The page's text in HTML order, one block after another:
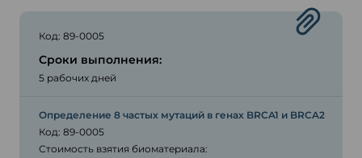
Код: 89-0005
Сроки выполнения:
5 рабочих дней
Определение 8 частых мутаций в генах BRCA1 и BRCA2
Код: 89-0005
Стоимость взятия биоматериала: